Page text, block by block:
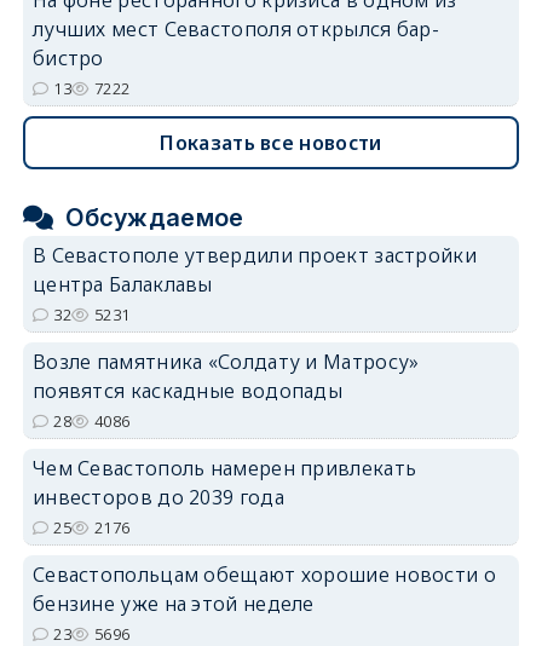
лучших мест Севастополя открылся бар-
бистро
13 7222
Показать все новости
Обсуждаемое
В Севастополе утвердили проект застройки
центра Балаклавы
32 5231
Возле памятника «Солдату и Матросу»
появятся каскадные водопады
28 4086
Чем Севастополь намерен привлекать
инвесторов до 2039 года
25 2176
Севастопольцам обещают хорошие новости о
бензине уже на этой неделе
23 5696